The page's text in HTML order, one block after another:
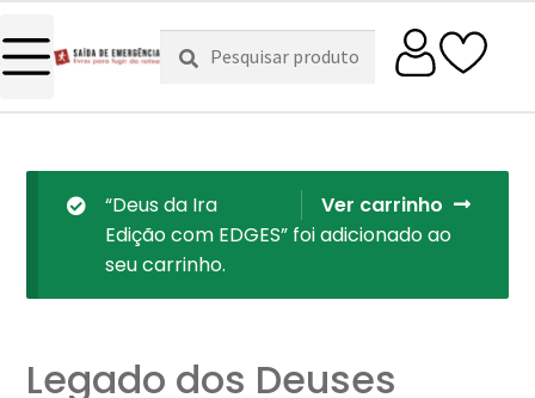
Pesquisar
por:
Pesquisa
Ver carrinho
“Deus da Ira
Edição com EDGES” foi adicionado ao
seu carrinho.
Legado dos Deuses